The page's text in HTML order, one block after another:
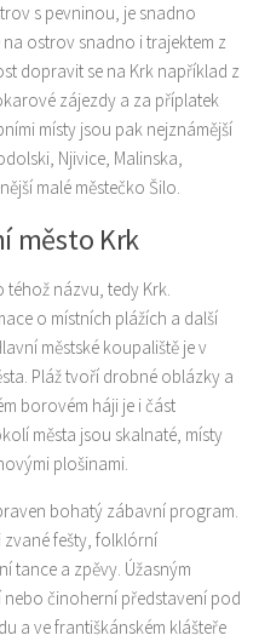
s pevninou, je snadno
ostrov snadno i trajektem z
dopravit se na Krk například z
zájezdy a za příplatek
místy jsou pak nejznámější
Njivice, Malinska,
malé městečko Šilo.
město Krk
téhož názvu, tedy Krk.
o místních plážích a další
městské koupaliště je v
Pláž tvoří drobné oblázky a
borovém háji je i část
města jsou skalnaté, místy
plošinami.
bohatý zábavní program.
zvané fešty, folklórní
tance a zpěvy. Úžasným
činoherní představení pod
a ve františkánském klášteře